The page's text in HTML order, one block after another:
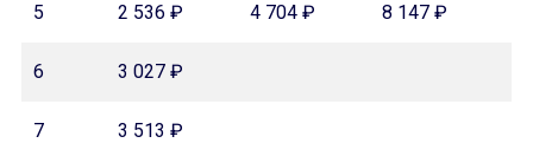
5 2 536 ₽ 4 704 ₽ 8 147 ₽
6 3 027 ₽
7 3 513 ₽